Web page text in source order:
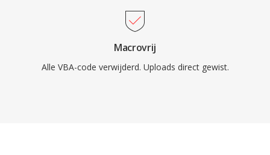
Macrovrij
Alle VBA-code verwijderd. Uploads direct gewist.